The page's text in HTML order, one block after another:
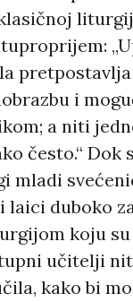
i
a niti
često.“ Dok
mladi
laici duboko
koju
učitelji
kako bi